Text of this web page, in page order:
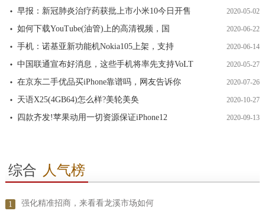
早报：新冠肺炎治疗药获批上市小米10今日开售 2020-05-02
如何下载YouTube(油管)上的高清视频，国 2020-06-22
手机：诺基亚新功能机Nokia105上架，支持 2020-06-14
中国联通宣布好消息，这些手机将率先支持VoLT 2020-05-27
在京东二手优品买iPhone靠谱吗，网友告诉你 2020-07-26
天语X25(4GB64)怎么样?美轮美奂 2020-10-27
四款齐发!苹果动用一切资源保证iPhone12 2020-09-13
综合 人气榜
1 强化精准招商，来看看龙溪市场如何